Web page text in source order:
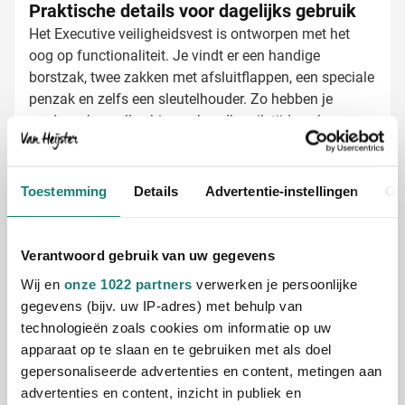
Toestemming Details Advertentie-instellingen
Verantwoord gebruik van uw gegevens
Wij en onze 1022 partners verwerken je persoonlijke
gegevens (bijv. uw IP-adres) met behulp van
technologieën zoals cookies om informatie op uw
apparaat op te slaan en te gebruiken met als doel
gepersonaliseerde advertenties en content, metingen aan
advertenties en content, inzicht in publiek en
Praktische details voor dagelijks gebruik
Het Executive veiligheidsvest is ontworpen met het
oog op functionaliteit. Je vindt er een handige
borstzak, twee zakken met afsluitflappen, een speciale
penzak en zelfs een sleutelhouder. Zo hebben je
medewerkers alles binnen handbereik tijdens hun
werkzaamheden. Het vest is verkrijgbaar in
geel, oranje en diverse twee-kleurige varianten.
logo
Bij Van Heijster Relatiegeschenken maken we van
Full color bedrukking van je bedrijfslogo
Een pakkende bedrijfsslogan
Functieaanduidingen of afdelingsnamen
Door je veiligheidsvesten te laten bedrukken, creëer je
niet alleen een professionele uitstraling voor je team,
maar verhoog je ook de zichtbaarheid van je merk.